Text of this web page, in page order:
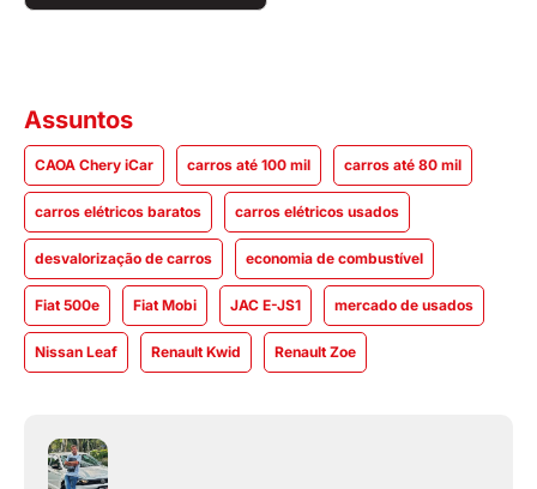
Assuntos
CAOA Chery iCar carros até 100 mil carros até 80 mil
carros elétricos baratos carros elétricos usados
desvalorização de carros economia de combustível
Fiat 500e Fiat Mobi JAC E-JS1 mercado de usados
Nissan Leaf Renault Kwid Renault Zoe